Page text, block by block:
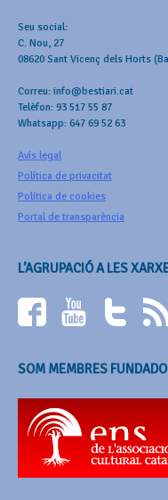
Seu social:
C. Nou, 27
08620 Sant Vicenç dels Horts
Correu: info@bestiari.cat
Telèfon: 93 517 55 87
Whatsapp: 647 69 52 63
Avís legal
Política de privacitat
Política de cookies
Portal de transparència
L’AGRUPACIÓ A LES
SOM MEMBRES